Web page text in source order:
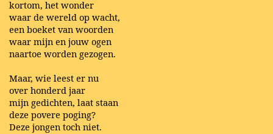
kortom, het wonder
waar de wereld op wacht,
een boeket van woorden
waar mijn en jouw ogen
naartoe worden gezogen.
Maar, wie leest er nu
over honderd jaar
mijn gedichten, laat staan
deze povere poging?
Deze jongen toch niet.